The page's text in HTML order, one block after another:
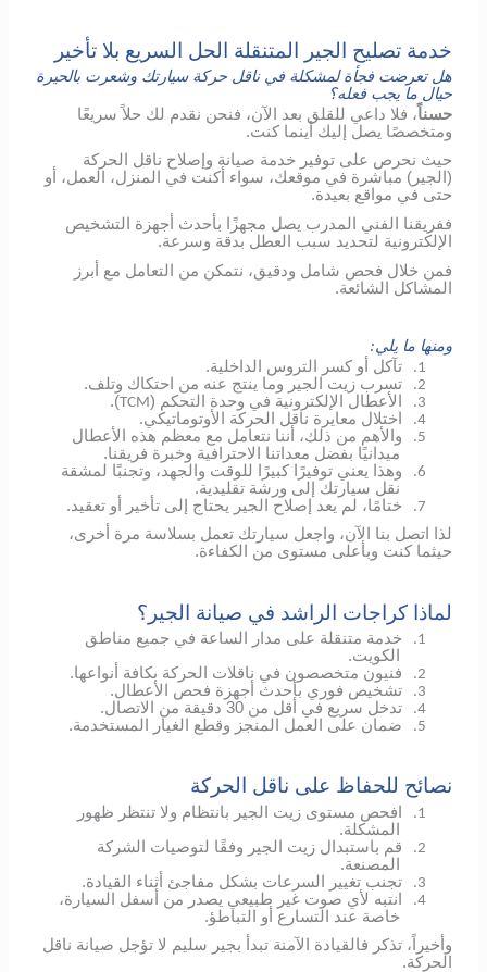
خدمة تصليح الجير المتنقلة الحل السريع بلا تأخير
هل تعرضت فجأة لمشكلة في ناقل حركة سيارتك وشعرت بالحيرة
حيال ما يجب فعله؟
حسناً، فلا داعي للقلق بعد الآن، فنحن نقدم لك حلاً سريعًا
ومتخصصًا يصل إليك أينما كنت.
حيث نحرص على توفير خدمة صيانة وإصلاح ناقل الحركة
(الجير) مباشرة في موقعك، سواء أكنت في المنزل، العمل، أو
حتى في مواقع بعيدة.
ففريقنا الفني المدرب يصل مجهزًا بأحدث أجهزة التشخيص
الإلكترونية لتحديد سبب العطل بدقة وسرعة.
فمن خلال فحص شامل ودقيق، نتمكن من التعامل مع أبرز
المشاكل الشائعة.
ومنها ما يلي:
1. تآكل أو كسر التروس الداخلية.
2. تسرب زيت الجير وما ينتج عنه من احتكاك وتلف.
3. الأعطال الإلكترونية في وحدة التحكم (TCM
).
4. اختلال معايرة ناقل الحركة الأوتوماتيكي.
5.
والأهم من ذلك، أننا نتعامل مع معظم هذه الأعطال
ميدانيًا بفضل معداتنا الاحترافية وخبرة فريقنا.
6.
وهذا يعني توفيرًا كبيرًا للوقت والجهد، وتجنبًا لمشقة
نقل سيارتك إلى ورشة تقليدية.
7.
ختامًا، لم يعد إصلاح الجير يحتاج إلى تأخير أو تعقيد.
لذا اتصل بنا الآن، واجعل سيارتك تعمل بسلاسة مرة أخرى،
حيثما كنت وبأعلى مستوى من الكفاءة.
لماذا كراجات الراشد في صيانة الجير؟
1.
خدمة متنقلة على مدار الساعة في جميع مناطق
الكويت.
2. فنيون متخصصون في ناقلات الحركة بكافة أنواعها.
3. تشخيص فوري بأحدث أجهزة فحص الأعطال.
4. تدخل سريع في أقل من 30 دقيقة من الاتصال.
5. ضمان على العمل المنجز وقطع الغيار المستخدمة.
نصائح للحفاظ على ناقل الحركة
1.
افحص مستوى زيت الجير بانتظام ولا تنتظر ظهور
المشكلة.
2.
قم باستبدال زيت الجير وفقًا لتوصيات الشركة
المصنعة.
3. تجنب تغيير السرعات بشكل مفاجئ أثناء القيادة.
4.
انتبه لأي صوت غير طبيعي يصدر من أسفل السيارة،
خاصة عند التسارع أو التباطؤ.
وأخيراً، تذكر فالقيادة الآمنة تبدأ بجير سليم لا تؤجل صيانة ناقل
الحركة.